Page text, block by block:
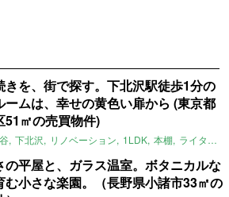
きを、街で探す。下北沢駅徒歩1分の
ームは、幸せの黄色い扉から (東京都
51㎡の売買物件)
下北沢 リノベーション 1LDK 本棚 ライター：ほしりょうこ
の平屋と、ガラス温室。ボタニカルな
む小さな楽園。（長野県小諸市33㎡の